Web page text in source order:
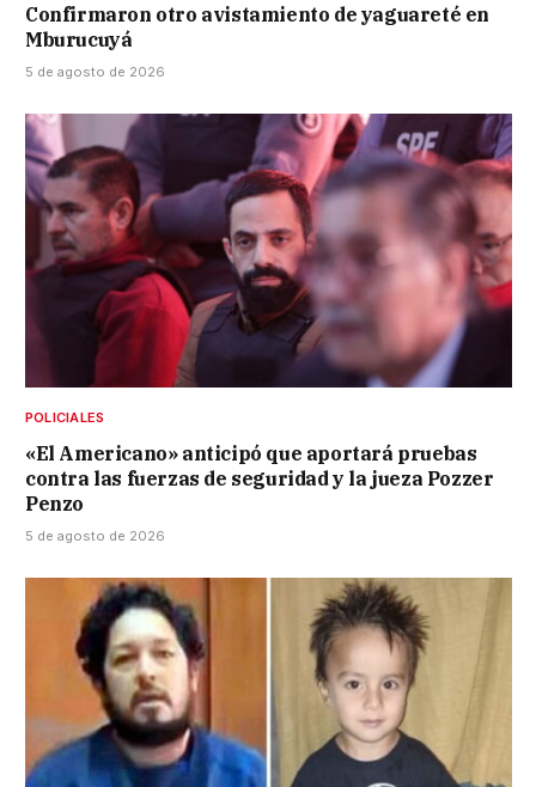
Confirmaron otro avistamiento de yaguareté en
Mburucuyá
5 de agosto de 2026
POLICIALES
«El Americano» anticipó que aportará pruebas
contra las fuerzas de seguridad y la jueza Pozzer
Penzo
5 de agosto de 2026